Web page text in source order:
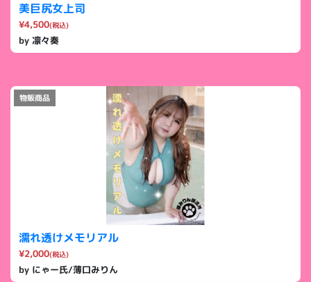
美巨尻女上司
¥4,500(税込)
by 凛々奏
物販商品
濡れ透けメモリアル
¥2,000(税込)
by にゃー氏/薄口みりん